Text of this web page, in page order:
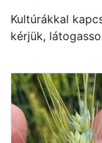
Kultúrákkal
kérjük,